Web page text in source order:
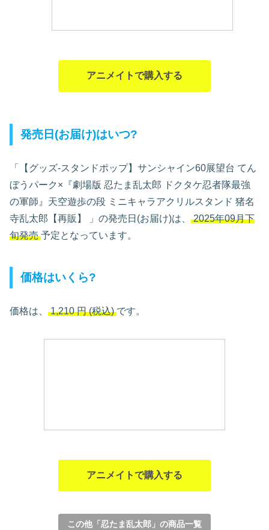
アニメイトで購入する
発売日(お届け)はいつ?
「【グッズ-スタンドポップ】サンシャイン60展望台 てん
ぼうパーク×『劇場版 忍たま乱太郎 ドクタケ忍者隊最強
の軍師』天空遊歩の段 ミニキャラアクリルスタンド 猪名
寺乱太郎【再販】
」の発売日(お届け)は、 2025年09月下
旬発売 予定となっています。
価格はいくら?
価格は、 1,210円(税込) です。
アニメイトで購入する
この他「忍たま乱太郎」の商品一覧